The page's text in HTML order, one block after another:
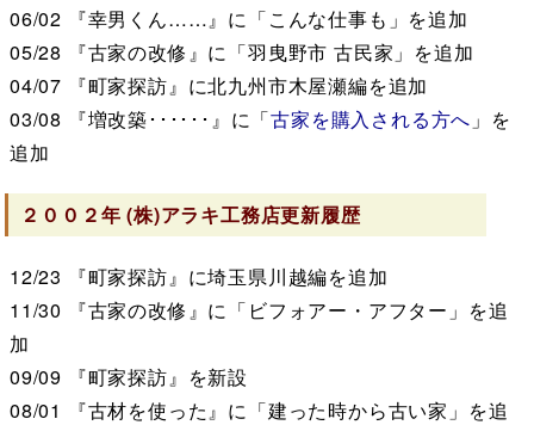
06/02 『幸男くん……』に「こんな仕事も」を追加
05/28 『古家の改修』に「羽曳野市 古民家」を追加
04/07 『町家探訪』に北九州市木屋瀬編を追加
03/08 『増改築･･････』に「古家を購入される方へ 」を
追加
２００２年(株)アラキ工務店更新履歴
12/23 『町家探訪』に埼玉県川越編を追加
11/30 『古家の改修』に「ビフォアー・アフター」を追
加
09/09 『町家探訪』を新設
08/01
『古材を使った』に「建った時から古い家」を追